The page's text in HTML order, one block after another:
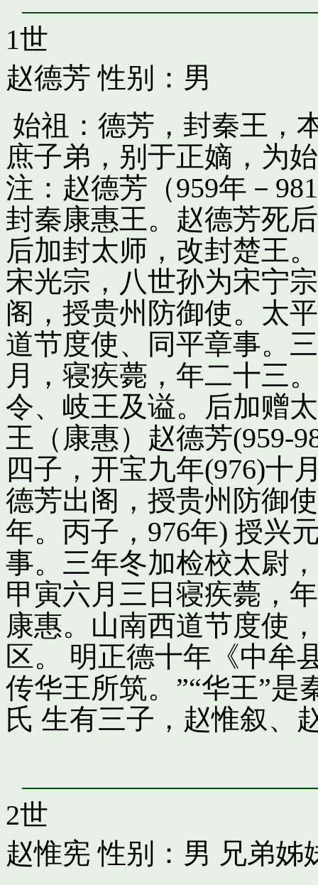
1世
赵德芳 性别：男
始祖：德芳，封秦王，
庶子弟，别于正嫡，为
注：赵德芳（959年－
封秦康惠王。赵德芳死
后加封太师，改封楚王
宋光宗，八世孙为宋宁
阁，授贵州防御使。太
道节度使、同平章事。
月，寝疾薨，年二十三
令、岐王及谥。后加赠
王（康惠）赵德芳(959-
四子，开宝九年(976)十
德芳出阁，授贵州防御
年。丙子，976年) 授兴
事。三年冬加检校太尉
甲寅六月三日寝疾薨，
康惠。山南西道节度使
区。 明正德十年《中牟
传华王所筑。”“华王”是
氏 生有三子，赵惟叙、
2世
赵惟宪 性别：男 兄弟姊